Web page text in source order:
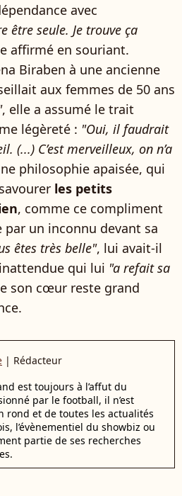
avec
être seule. Je trouve ça
affirmé en souriant.
Biraben à une ancienne
aux femmes de 50 ans
, elle a assumé le trait
légèreté : "Oui, il faudrait
(...) C’est merveilleux, on n’a
philosophie apaisée, qui
les petits
, comme ce compliment
un inconnu devant sa
êtes très belle", lui avait-il
qui lui "a refait sa
son cœur reste grand
| Rédacteur
est toujours à l’affut du
par le football, il n’est
rond et de toutes les actualités
l’évènementiel du showbiz ou
partie de ses recherches